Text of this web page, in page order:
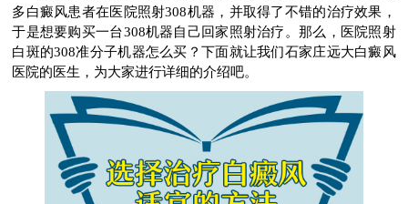
多白癜风患者在医院照射308机器，并取得了不错的治疗效果，
于是想要购买一台308机器自己回家照射治疗。那么，医院照射
白斑的308准分子机器怎么买？下面就让我们石家庄远大白癜风
医院的医生，为大家进行详细的介绍吧。